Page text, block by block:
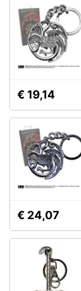
€ 19,14
€ 24,07